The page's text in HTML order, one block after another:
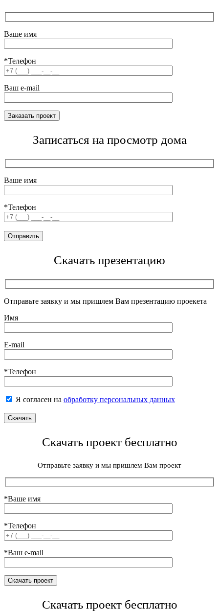
Ваше имя
*Телефон
Ваш e-mail
Записаться на просмотр дома
Ваше имя
*Телефон
Скачать презентацию
Отправьте заявку и мы пришлем Вам презентацию проекета
Имя
E-mail
*Телефон
Я согласен на обработку персональных данных
Скачать проект бесплатно
Отправьте заявку и мы пришлем Вам проект
*Ваше имя
*Телефон
*Ваш e-mail
Скачать проект бесплатно